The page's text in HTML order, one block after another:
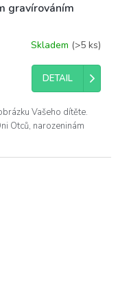
gravírováním
Skladem (>5 ks)
DETAIL
Vašeho dítěte.
Otců, narozeninám